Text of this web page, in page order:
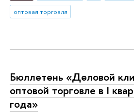
оптовая торговля
Бюллетень «Деловой
оптовой торговле в I
года»